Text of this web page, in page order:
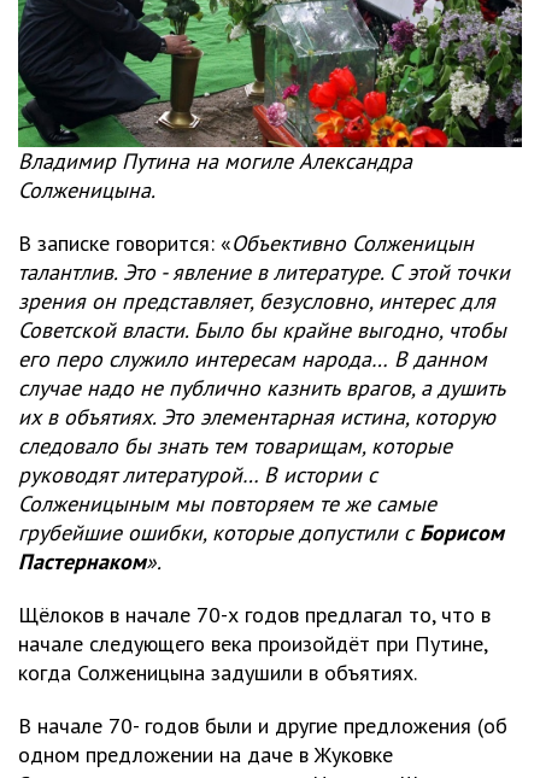
Владимир Путина на могиле Александра
Солженицына.
В записке говорится: «Объективно Солженицын
талантлив. Это - явление в литературе. С этой точки
зрения он представляет, безусловно, интерес для
Советской власти. Было бы крайне выгодно, чтобы
его перо служило интересам народа… В данном
случае надо не публично казнить врагов, а душить
их в объятиях. Это элементарная истина, которую
следовало бы знать тем товарищам, которые
руководят литературой… В истории с
Солженицыным мы повторяем те же самые
грубейшие ошибки, которые допустили сБорисом
Пастернаком».
Щёлоков в начале 70-х годов предлагал то, что в
начале следующего века произойдёт при Путине,
когда Солженицына задушили в объятиях.
В начале 70- годов были и другие предложения (об
одном предложении на даче в Жуковке